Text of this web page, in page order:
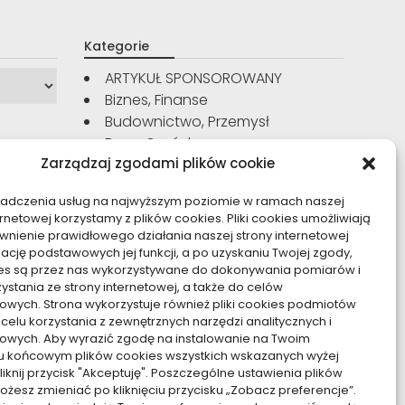
Zarządzaj zgodami plików cookie
usług na najwyższym poziomie w ramach naszej
korzystamy z plików cookies. Pliki cookies umożliwiają
prawidłowego działania naszej strony internetowej
podstawowych jej funkcji, a po uzyskaniu Twojej zgody,
są przez nas wykorzystywane do dokonywania pomiarów i
ze strony internetowej, a także do celów
Strona wykorzystuje również pliki cookies podmiotów
korzystania z zewnętrznych narzędzi analitycznych i
Aby wyrazić zgodę na instalowanie na Twoim
końcowym plików cookies wszystkich wskazanych wyżej
przycisk "Akceptuję". Poszczególne ustawienia plików
zmieniać po kliknięciu przycisku „Zobacz preferencje”.
Kategorie
ARTYKUŁ SPONSOROWANY
Biznes, Finanse
Budownictwo, Przemysł
Dom, Ogród
Edukacja, Rozrywka
Moda, Uroda
Motoryzacja, Transport
Sport, Turystyka
Technologie
Usługi
Zdrowie, Medycyna